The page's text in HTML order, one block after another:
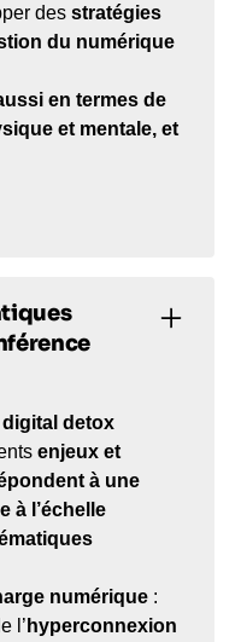
desstratégies
du numérique
en termes de
et mentale, et
detox
enjeux et
à une
à l’échelle
numérique :
l’ hyperconnexion